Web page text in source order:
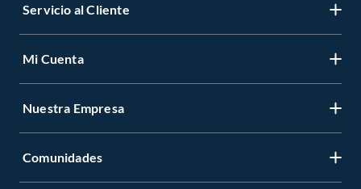
Servicio al Cliente
Mi Cuenta
Nuestra Empresa
Comunidades